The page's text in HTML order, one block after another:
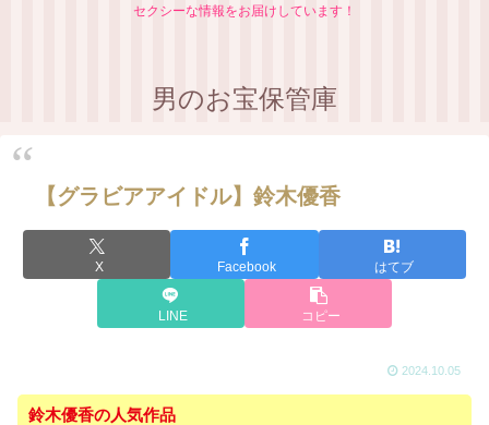
セクシーな情報をお届けしています！
男のお宝保管庫
【グラビアアイドル】鈴木優香
X Facebook はてブ
LINE コピー
2024.10.05
鈴木優香の人気作品